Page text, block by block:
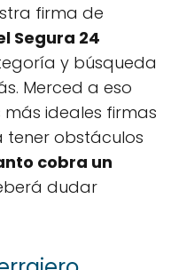
firma de
Segura 24
y búsqueda
Merced a eso
ideales firmas
tener obstáculos
cobra un
dudar